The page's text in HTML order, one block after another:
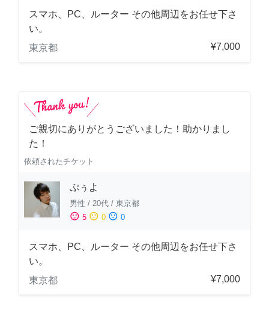
スマホ、PC、ルーター その他周辺をお任せ下さ
い。
東京都
¥7,000
ご親切にありがとうございました！助かりまし
た！
依頼されたチケット
ぷぅよ
男性 / 20代 / 東京都
sentiment_satisfied 5 sentiment_neutral 0 sentiment_dissatisfied 0
スマホ、PC、ルーター その他周辺をお任せ下さ
い。
東京都
¥7,000